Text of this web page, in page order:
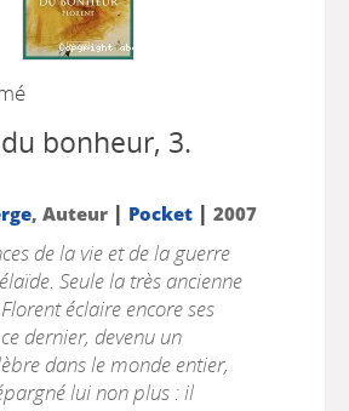
bonheur, 3.
, Auteur | Pocket| 2007
de la vie et de la guerre
Seule la très ancienne
éclaire encore ses
dernier, devenu un
dans le monde entier,
lui non plus : il